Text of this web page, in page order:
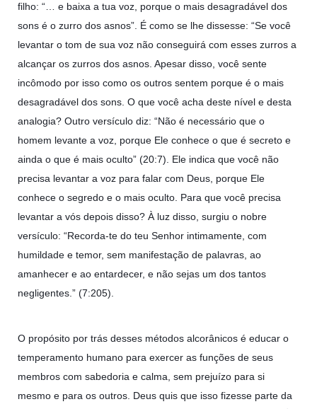
filho: “… e baixa a tua voz, porque o mais desagradável dos
sons é o zurro dos asnos”. É como se lhe dissesse: “Se você
levantar o tom de sua voz não conseguirá com esses zurros a
alcançar os zurros dos asnos. Apesar disso, você sente
incômodo por isso como os outros sentem porque é o mais
desagradável dos sons. O que você acha deste nível e desta
analogia? Outro versículo diz: “Não é necessário que o
homem levante a voz, porque Ele conhece o que é secreto e
ainda o que é mais oculto” (20:7). Ele indica que você não
precisa levantar a voz para falar com Deus, porque Ele
conhece o segredo e o mais oculto. Para que você precisa
levantar a vós depois disso? À luz disso, surgiu o nobre
versículo: “Recorda-te do teu Senhor intimamente, com
humildade e temor, sem manifestação de palavras, ao
amanhecer e ao entardecer, e não sejas um dos tantos
negligentes.” (7:205).
O propósito por trás desses métodos alcorânicos é educar o
temperamento humano para exercer as funções de seus
membros com sabedoria e calma, sem prejuízo para si
mesmo e para os outros. Deus quis que isso fizesse parte da